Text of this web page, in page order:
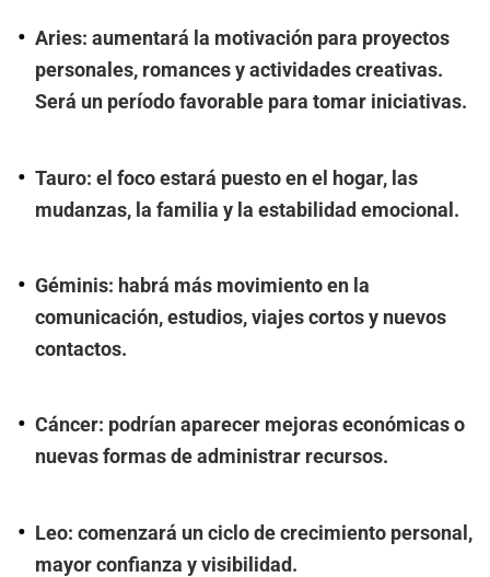
Aries: aumentará la motivación para proyectos
personales, romances y actividades creativas.
Será un período favorable para tomar iniciativas.
Tauro: el foco estará puesto en el hogar, las
mudanzas, la familia y la estabilidad emocional.
Géminis: habrá más movimiento en la
comunicación, estudios, viajes cortos y nuevos
contactos.
Cáncer: podrían aparecer mejoras económicas o
nuevas formas de administrar recursos.
Leo: comenzará un ciclo de crecimiento personal,
mayor confianza y visibilidad.